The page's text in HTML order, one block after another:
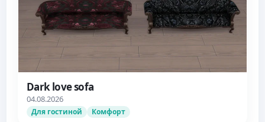
Dark love sofa
04.08.2026
Для гостиной Комфорт